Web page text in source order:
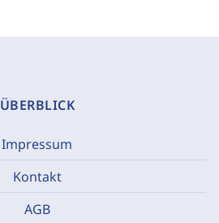
ÜBERBLICK
Impressum
Kontakt
AGB